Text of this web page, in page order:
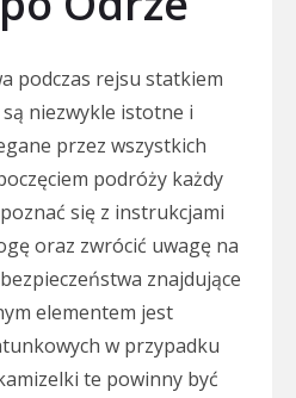
podczas rejsu statkiem
niezwykle istotne i
przez wszystkich
podróży każdy
się z instrukcjami
oraz zwrócić uwagę na
znajdujące
elementem jest
w przypadku
te powinny być